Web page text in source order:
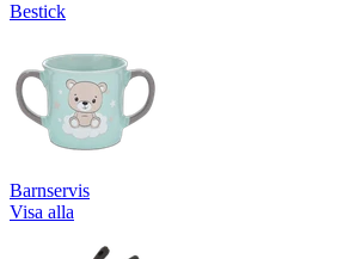
Bestick
Barnservis
Visa alla